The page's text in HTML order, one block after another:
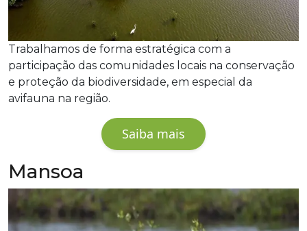
Trabalhamos de forma estratégica com a
participação das comunidades locais na conservação
e proteção da biodiversidade, em especial da
avifauna na região.
Saiba mais
Mansoa